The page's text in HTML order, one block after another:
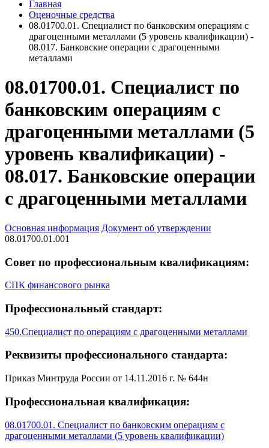
Главная
Оценочные средства
08.01700.01. Специалист по банковским операциям с
драгоценными металлами (5 уровень квалификации) -
08.017. Банковские операции с драгоценными
металлами
08.01700.01. Специалист по
банковским операциям с
драгоценными металлами (5
уровень квалификации) -
08.017. Банковские операции
с драгоценными металлами
Основная информация Документ об утверждении
08.01700.01.001
Совет по профессиональным квалификациям:
СПК финансового рынка
Профессиональный стандарт:
450.Специалист по операциям с драгоценными металлами
Реквизиты профессионального стандарта:
Приказ Минтруда России от 14.11.2016 г. № 644н
Профессиональная квалификация:
08.01700.01. Специалист по банковским операциям с
драгоценными металлами (5 уровень квалификации)